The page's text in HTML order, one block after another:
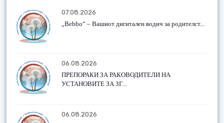
07.08.2026
„Bebbo“ – Вашиот дигитален водич за родителст...
06.08.2026
ПРЕПОРАКИ ЗА РАКОВОДИТЕЛИ НА
УСТАНОВИТЕ ЗА ЗГ...
06.08.2026